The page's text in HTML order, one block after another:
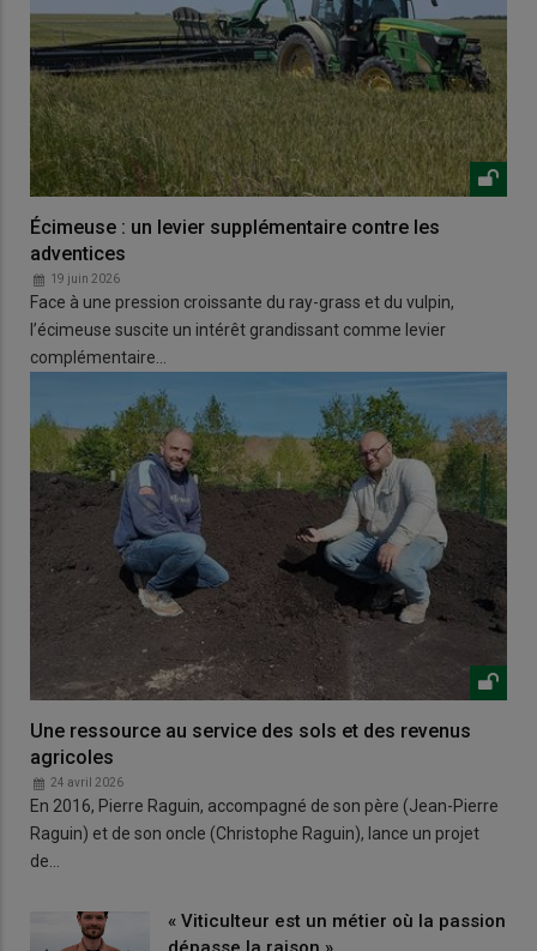
Écimeuse : un levier supplémentaire contre les
adventices
19 juin 2026
Face à une pression croissante du ray-grass et du vulpin,
l’écimeuse suscite un intérêt grandissant comme levier
complémentaire…
Une ressource au service des sols et des revenus
agricoles
24 avril 2026
En 2016, Pierre Raguin, accompagné de son père (Jean-Pierre
Raguin) et de son oncle (Christophe Raguin), lance un projet
de…
« Viticulteur est un métier où la passion